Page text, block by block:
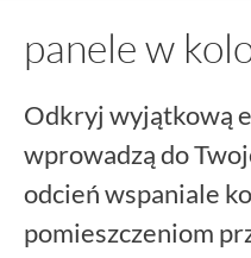
panele w
Odkryj wyjątkową
wprowadzą do
odcień wspaniale
pomieszczeniom